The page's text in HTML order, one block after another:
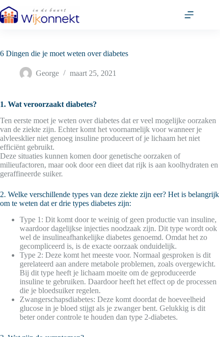
naar
de
6 Dingen die je moet weten over diabetes
George maart 25, 2021
1. Wat veroorzaakt diabetes?
Ten eerste moet je weten over diabetes dat er veel mogelijke oorzaken
van de ziekte zijn. Echter komt het voornamelijk voor wanneer je
alvleesklier niet genoeg insuline produceert of je lichaam het niet
efficiënt gebruikt.
Deze situaties kunnen komen door genetische oorzaken of
milieufactoren, maar ook door een dieet dat rijk is aan koolhydraten en
geraffineerde suiker.
2. Welke verschillende types van deze ziekte zijn eer? Het is belangrijk
om te weten dat er drie types diabetes zijn:
Type 1: Dit komt door te weinig of geen productie van insuline,
waardoor dagelijkse injecties noodzaak zijn. Dit type wordt ook
wel de insulineafhankelijke diabetes genoemd. Omdat het zo
gecompliceerd is, is de exacte oorzaak onduidelijk.
Type 2: Deze komt het meeste voor. Normaal gesproken is dit
gerelateerd aan andere metabole problemen, zoals overgewicht.
Bij dit type heeft je lichaam moeite om de geproduceerde
insuline te gebruiken. Daardoor heeft het effect op de processen
die je bloedsuiker regelen.
Zwangerschapsdiabetes: Deze komt doordat de hoeveelheid
glucose in je bloed stijgt als je zwanger bent. Gelukkig is dit
beter onder controle te houden dan type 2-diabetes.